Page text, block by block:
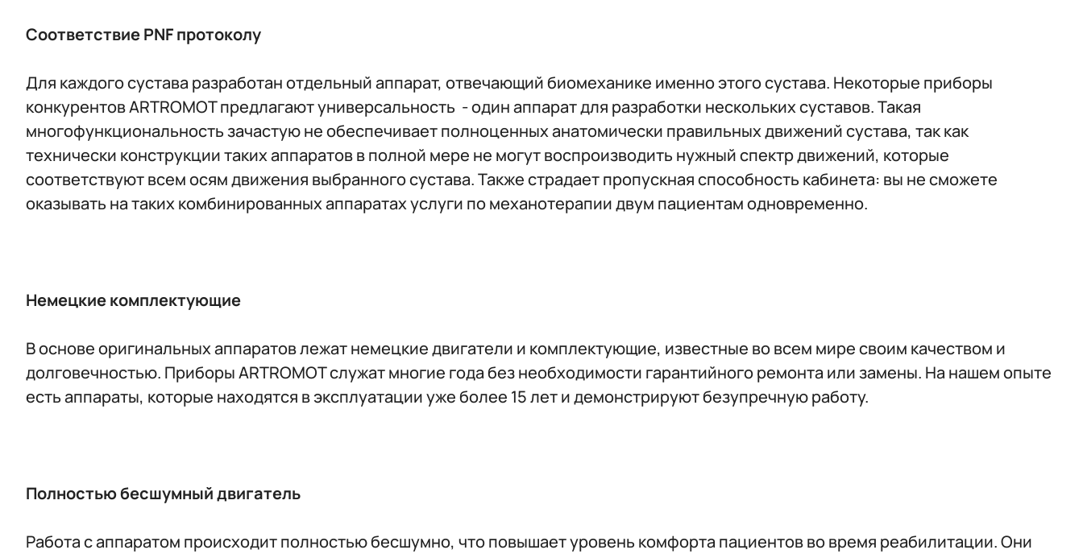
Соответствие PNF протоколу
Для каждого сустава разработан отдельный аппарат, отвечающий биомеханике именно этого сустава. Некоторые приборы
конкурентов ARTROMOT предлагают универсальность - один аппарат для разработки нескольких суставов. Такая
многофункциональность зачастую не обеспечивает полноценных анатомически правильных движений сустава, так как
технически конструкции таких аппаратов в полной мере не могут воспроизводить нужный спектр движений, которые
соответствуют всем осям движения выбранного сустава. Также страдает пропускная способность кабинета: вы не сможете
оказывать на таких комбинированных аппаратах услуги по механотерапии двум пациентам одновременно.
Немецкие комплектующие
В основе оригинальных аппаратов лежат немецкие двигатели и комплектующие, известные во всем мире своим качеством и
долговечностью. Приборы ARTROMOT служат многие года без необходимости гарантийного ремонта или замены. На нашем опыте
есть аппараты, которые находятся в эксплуатации уже более 15 лет и демонстрируют безупречную работу.
Полностью бесшумный двигатель
Работа с аппаратом происходит полностью бесшумно, что повышает уровень комфорта пациентов во время реабилитации. Они